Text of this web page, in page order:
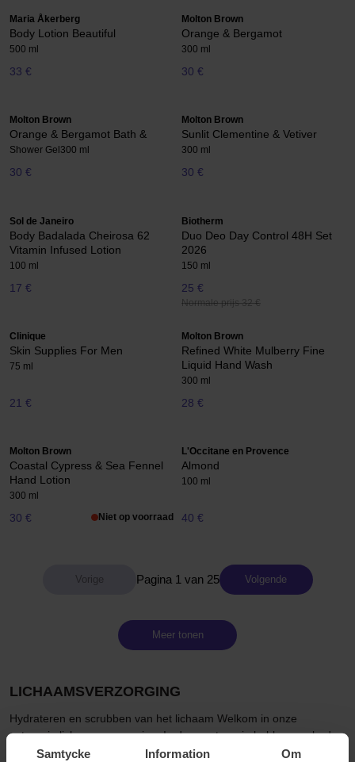
Samtycke Information Om
Maria Åkerberg
Body Lotion Beautiful
500 ml
33 €
Molton Brown
Orange & Bergamot
300 ml
30 €
Molton Brown
Orange & Bergamot Bath &
Shower Gel 300 ml
30 €
Molton Brown
Sunlit Clementine & Vetiver
300 ml
30 €
Sol de Janeiro
Body Badalada Cheirosa 62
Vitamin Infused Lotion
100 ml
17 €
Biotherm
Duo Deo Day Control 48H Set
2026
150 ml
25 €
Normale prijs 32 €
Clinique
Skin Supplies For Men
75 ml
21 €
Molton Brown
Refined White Mulberry Fine
Liquid Hand Wash
300 ml
28 €
Molton Brown
Coastal Cypress & Sea Fennel
Hand Lotion
300 ml
30 € Niet op voorraad
L'Occitane en Provence
Almond
100 ml
40 €
Pagina 1 van 25 Volgende
Meer tonen
LICHAAMSVERZORGING
Hydrateren en scrubben van het lichaam Welkom in onze
categorie lichaamsverzorging. In deze categorie hebben we body
moisturizers, body scrubs, hand en voetverzorging, intieme